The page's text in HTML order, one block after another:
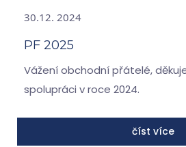
30.12. 2024
PF 2025
Vážení obchodní přátelé,
spolupráci v roce 2024.
číst více